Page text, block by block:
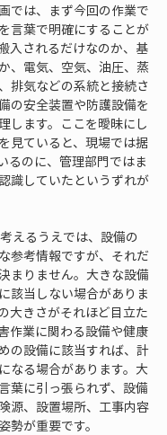
では、まず今回の作業で
言葉で明確にすることが
入されるだけなのか、基
、電気、空気、油圧、蒸
排気などの系統と接続さ
の安全装置や防護設備を
します。ここを曖昧にし
見ていると、現場では据
るのに、管理部門ではま
識していたというずれが
えるうえでは、設備の
参考情報ですが、それだ
まりません。大きな設備
該当しない場合がありま
大きさがそれほど目立た
作業に関わる設備や健康
の設備に該当すれば、計
なる場合があります。大
葉に引っ張られず、設備
源、設置場所、工事内容
勢が重要です。